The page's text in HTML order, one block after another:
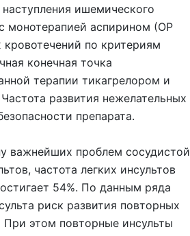
ишемического
монотерапией аспирином (ОР
по критериям
конечная точка
терапии тикагрелором и
развития нежелательных
препарата.
важнейших проблем сосудистой
частота легких инсультов
54%. По данным ряда
риск развития повторных
При этом повторные инсульты